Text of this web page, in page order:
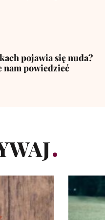
pojawia się nuda?
nam powiedzieć